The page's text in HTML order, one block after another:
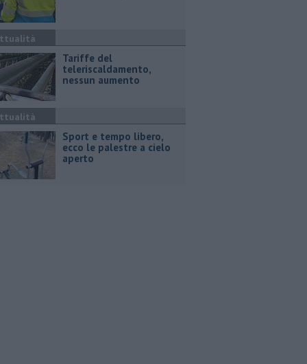
Tariffe del
teleriscaldamento,
nessun aumento
Sport e tempo libero,
ecco le palestre a cielo
aperto